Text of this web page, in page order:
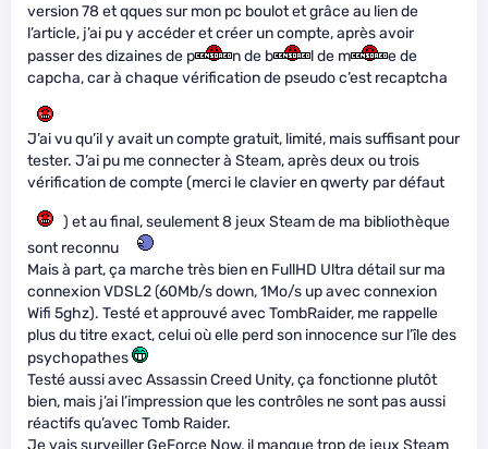
version 78 et qques sur mon pc boulot et grâce au lien de
l’article, j’ai pu y accéder et créer un compte, après avoir
passer des dizaines de p
n de b l de m
e de
capcha, car à chaque vérification de pseudo c’est recaptcha
J’ai vu qu’il y avait un compte gratuit, limité, mais suffisant pour
tester. J’ai pu me connecter à Steam, après deux ou trois
vérification de compte (merci le clavier en qwerty par défaut
) et au final, seulement 8 jeux Steam de ma bibliothèque
sont reconnu
Mais à part, ça marche très bien en FullHD Ultra détail sur ma
connexion VDSL2 (60Mb/s down, 1Mo/s up avec connexion
Wifi 5ghz). Testé et approuvé avec TombRaider, me rappelle
plus du titre exact, celui où elle perd son innocence sur l’île des
psychopathes
Testé aussi avec Assassin Creed Unity, ça fonctionne plutôt
bien, mais j’ai l’impression que les contrôles ne sont pas aussi
réactifs qu’avec Tomb Raider.
Je vais surveiller GeForce Now, il manque trop de jeux Steam